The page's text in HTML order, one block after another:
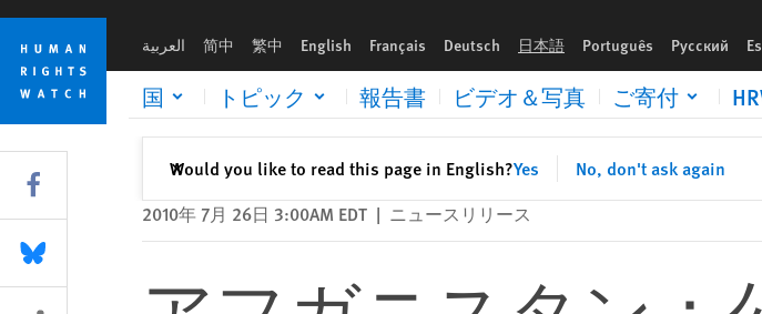
Skip
cookie
privacy
notice
Skip
main
content
العربية 简中 繁中 English Français Deutsch 日本語 Português Русский
国 トピック 報告書 ビデオ＆写真 ご寄付
Would you like to read this page in English?Yes No, don't ask again
✕閉じる
2010年 7月 26日 3:00AM EDT | ニュースリリース
Share this via Facebook
Share this via Bluesky